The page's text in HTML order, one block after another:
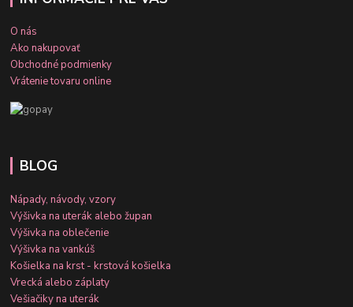
O nás
Ako nakupovať
Obchodné podmienky
Vrátenie tovaru online
BLOG
Nápady, návody, vzory
Výšivka na uterák alebo župan
Výšivka na oblečenie
Výšivka na vankúš
Košielka na krst - krstová košielka
Vrecká alebo záplaty
Vešiačiky na uterák